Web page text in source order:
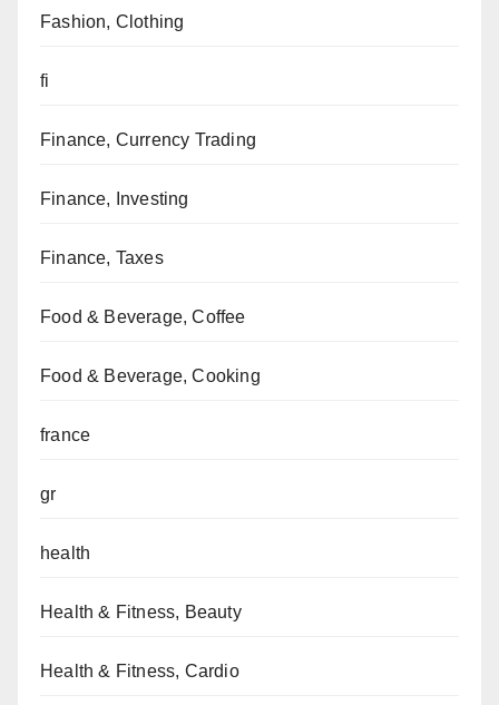
Fashion, Clothing
fi
Finance, Currency Trading
Finance, Investing
Finance, Taxes
Food & Beverage, Coffee
Food & Beverage, Cooking
france
gr
health
Health & Fitness, Beauty
Health & Fitness, Cardio